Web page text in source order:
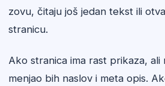
zovu, čitaju još jedan tekst ili
stranicu.
Ako stranica ima rast prikaza, ali
menjao bih naslov i meta opis.